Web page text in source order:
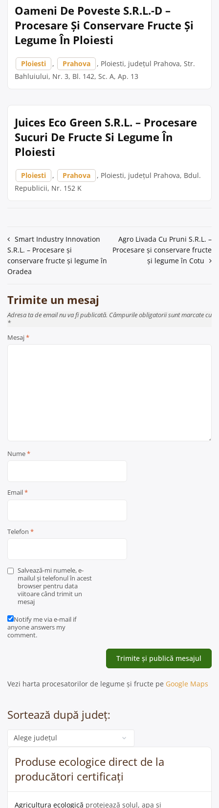
Oameni De Poveste S.R.L.-D –
Procesare Și Conservare Fructe Și
Legume În Ploiesti
Ploiesti , Prahova
, Ploiesti, județul Prahova, Str.
Bahluiului, Nr. 3, Bl. 142, Sc. A, Ap. 13
Juices Eco Green S.R.L. – Procesare
Sucuri De Fructe Si Legume În
Ploiesti
Ploiesti , Prahova
, Ploiesti, județul Prahova, Bdul.
Republicii, Nr. 152 K
Navigare
în
articole
Smart Industry Innovation
S.R.L. – Procesare și
conservare fructe și legume în
Oradea
Agro Livada Cu Pruni S.R.L. –
Procesare și conservare fructe
și legume în Cotu
Trimite un mesaj
Adresa ta de email nu va fi publicată. Câmpurile obligatorii sunt marcate cu
*
Mesaj*
Nume*
Email*
Telefon *
Salvează-mi numele, e-
mailul și telefonul în acest
browser pentru data
viitoare când trimit un
mesaj
Notify me via e-mail if
anyone answers my
comment.
Vezi harta procesatorilor de legume și fructe pe Google Maps
Sortează după județ:
Categorie
Produse ecologice direct de la
producători certificați
Agricultura ecologică protejează solul, apa și